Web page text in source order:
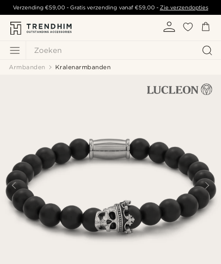
Zoeken
Verzending€59,00 - Gratis verzending vanaf €59,00- Zie verzendopties
Armbanden Kralenarmbanden